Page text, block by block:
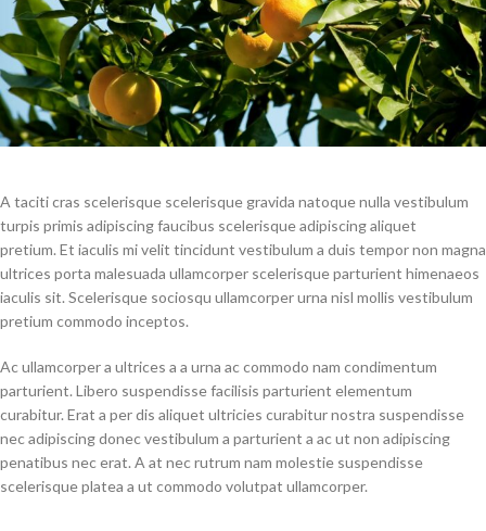
A taciti cras scelerisque scelerisque gravida natoque nulla vestibulum
turpis primis adipiscing faucibus scelerisque adipiscing aliquet
pretium. Et iaculis mi velit tincidunt vestibulum a duis tempor non magna
ultrices porta malesuada ullamcorper scelerisque parturient himenaeos
iaculis sit. Scelerisque sociosqu ullamcorper urna nisl mollis vestibulum
pretium commodo inceptos.
Ac ullamcorper a ultrices a a urna ac commodo nam condimentum
parturient. Libero suspendisse facilisis parturient elementum
curabitur. Erat a per dis aliquet ultricies curabitur nostra suspendisse
nec adipiscing donec vestibulum a parturient a ac ut non adipiscing
penatibus nec erat. A at nec rutrum nam molestie suspendisse
scelerisque platea a ut commodo volutpat ullamcorper.